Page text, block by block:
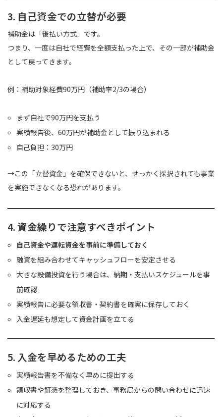
3. 自己資金での立替が必要
補助金は「後払い方式」です。
つまり、一度は自社で経費を全額支払った上で、その一部が補助金
として戻ってきます。
例：補助対象経費90万円（補助率2/3の場合）
まず自社で90万円を支払う
実績報告後、60万円が補助金として振り込まれる
自己負担：30万円
→この「立替資金」を確保できないと、せっかく採択されても事業
を実施できなくなる恐れがあります。
4. 資金繰りで注意すべきポイント
自己資金や運転資金を事前に準備しておく
融資を組み合わせてキャッシュフローを安定させる
大きな設備投資を行う場合は、納期・支払いスケジュールを事
前確認
実績報告に必要な領収書・契約書を確実に保存しておく
入金遅延も想定して資金計画を立てる
5. 入金を早めるための工夫
実績報告書を不備なく早めに提出する
領収書や証憑を整理しておき、事務局からの問い合わせに迅速
に対応する